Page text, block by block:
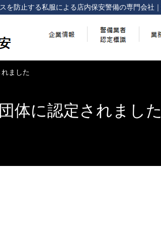
を防止する私服による店内保安警備の専門会社
ました
体に認定されました